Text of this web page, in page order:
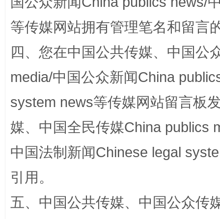
镜头丨大暑三秋近 山西：
如何以同查同治破解风腐交织难题 养老服
等传媒网站拥有管理笔名和留言
四、您在中国公共传媒、中国公
media/中国公众新闻China
system news等传媒网站留言板
媒、中国全民传媒China publics
中国法制新闻Chinese legal
引用。
五、中国公共传媒、中国公众传